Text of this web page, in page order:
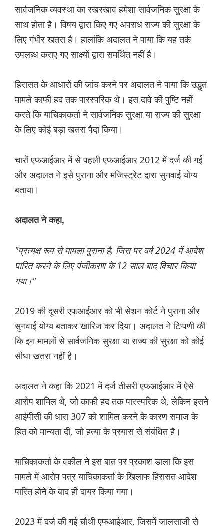
सार्वजनिक व्यवस्था का रखरखाव हमेशा सार्वजनिक सुरक्षा के
साथ होता है। विषय द्वारा किए गए अपराध राज्य की सुरक्षा के
लिए गंभीर खतरा है। हालांकि अदालत ने पाया कि यह तर्क
उपलब्ध कराए गए साक्ष्यों द्वारा समर्थित नहीं है।
हिरासत के आधारों की जांच करने पर अदालत ने पाया कि उद्धृत
मामले काफी हद तक पारस्परिक थे। इस दावे की पुष्टि नहीं
करते कि याचिकाकर्ता ने सार्वजनिक सुरक्षा या राज्य की सुरक्षा
के लिए कोई बड़ा खतरा पैदा किया।
चारों एफआईआर में से पहली एफआईआर 2012 में दर्ज की गई
और अदालत ने इसे पुराना और मजिस्ट्रेट द्वारा सुनवाई योग्य
बताया।
अदालत ने कहा,
"प्रत्यक्ष रूप से मामला पुराना है, जिस पर वर्ष 2024 में आदेश
पारित करने के लिए पंजीकरण के 12 साल बाद विचार किया
गया।"
2019 की दूसरी एफआईआर को भी सेशन कोर्ट ने पुराना और
सुनवाई योग्य बताकर खारिज कर दिया। अदालत ने टिप्पणी की
कि इन मामलों से सार्वजनिक सुरक्षा या राज्य की सुरक्षा को कोई
सीधा खतरा नहीं है।
अदालत ने कहा कि 2021 में दर्ज तीसरी एफआईआर में ऐसे
आरोप शामिल थे, जो काफी हद तक पारस्परिक थे, लेकिन इसने
आईपीसी की धारा 307 को शामिल करने के कारण समाज के
हित को मान्यता दी, जो हत्या के प्रयास से संबंधित है।
याचिकाकर्ता के वकील ने इस बात पर प्रकाश डाला कि इस
मामले में आरोप पत्र याचिकाकर्ता के खिलाफ हिरासत आदेश
पारित होने के बाद ही दायर किया गया।
2023 में दर्ज की गई चौथी एफआईआर, जिसमें जालसाजी से